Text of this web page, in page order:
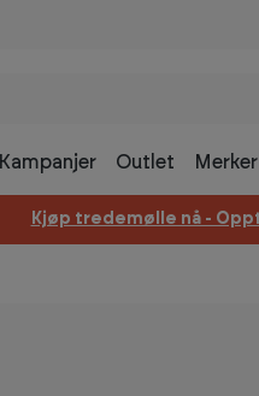
Kampanjer Outlet Merker
Kjøp tredemølle nå -